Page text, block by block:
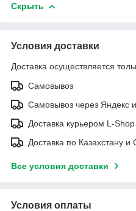
Скрыть
Условия доставки
Доставка осуществляется
Самовывоз
Самовывоз через Яндекс
Доставка курьером L-
Доставка по Казахстану и
Все условия доставки
Условия оплаты